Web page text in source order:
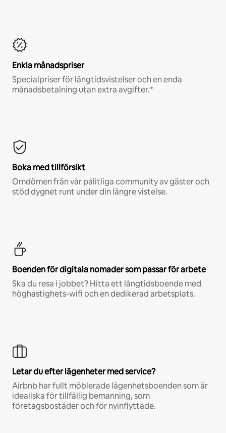
Enkla månadspriser
Specialpriser för långtidsvistelser och en enda
månadsbetalning utan extra avgifter.*
Boka med tillförsikt
Omdömen från vår pålitliga community av gäster och
stöd dygnet runt under din längre vistelse.
Boenden för digitala nomader som passar för arbete
Ska du resa i jobbet? Hitta ett långtidsboende med
höghastighets-wifi och en dedikerad arbetsplats.
Letar du efter lägenheter med service?
Airbnb har fullt möblerade lägenhetsboenden som är
idealiska för tillfällig bemanning, som
företagsbostäder och för nyinflyttade.